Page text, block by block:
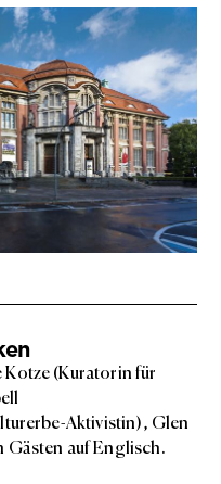
(Kuratorin für
Aktivistin), Glen
Gästen auf Englisch.